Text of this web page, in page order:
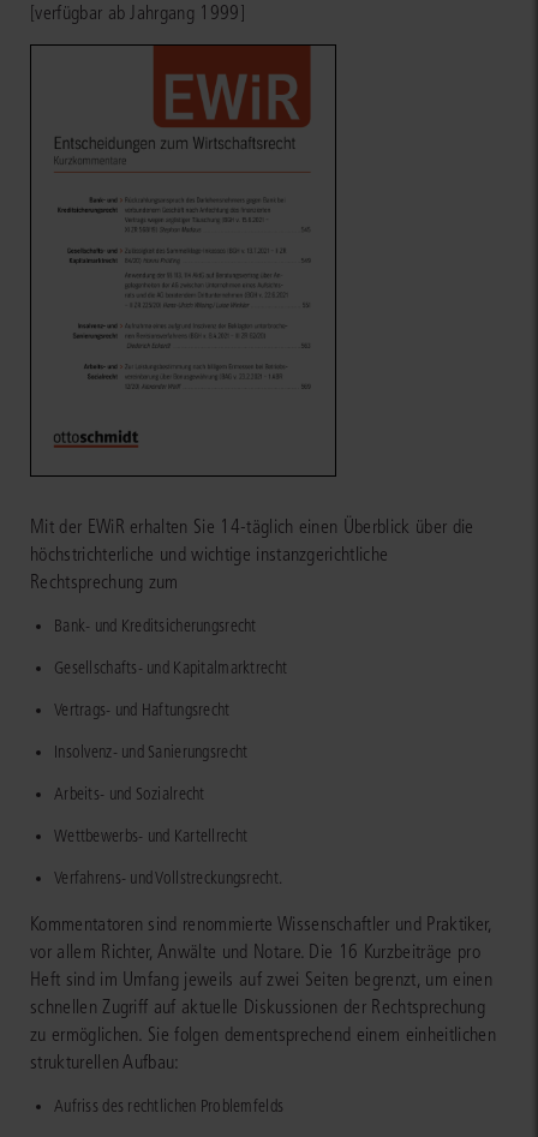
[verfügbar ab Jahrgang 1999]
Mit der EWiR erhalten Sie 14-täglich einen Überblick über die
höchstrichterliche und wichtige instanzgerichtliche
Rechtsprechung zum
Bank- und Kreditsicherungsrecht
Gesellschafts- und Kapitalmarktrecht
Vertrags- und Haftungsrecht
Insolvenz- und Sanierungsrecht
Arbeits- und Sozialrecht
Wettbewerbs- und Kartellrecht
Verfahrens- und Vollstreckungsrecht.
Kommentatoren sind renommierte Wissenschaftler und Praktiker,
vor allem Richter, Anwälte und Notare. Die 16 Kurzbeiträge pro
Heft sind im Umfang jeweils auf zwei Seiten begrenzt, um einen
schnellen Zugriff auf aktuelle Diskussionen der Rechtsprechung
zu ermöglichen. Sie folgen dementsprechend einem einheitlichen
strukturellen Aufbau:
Aufriss des rechtlichen Problemfelds